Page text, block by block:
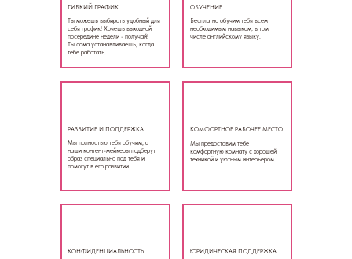
ГИБКИЙ ГРАФИК
Ты можешь выбирать удобный для
себя график! Хочешь выходной
посередине недели - получай!
Ты сама устанавливаешь, когда
тебе работать.
ОБУЧЕНИЕ
Бесплатно обучим тебя всем
необходимым навыкам, в том
числе английскому языку.
РАЗВИТИЕ И ПОДДЕРЖКА
Мы полностью тебя обучим, а
наши контент-мейкеры подберут
образ специально под тебя и
помогут в его развитии.
КОМФОРТНОЕ РАБОЧЕЕ МЕСТО
Мы предоставим тебе
комфортную комнату с хорошей
техникой и уютным интерьером.
КОНФИДЕНЦИАЛЬНОСТЬ
ЮРИДИЧЕСКАЯ ПОДДЕРЖКА